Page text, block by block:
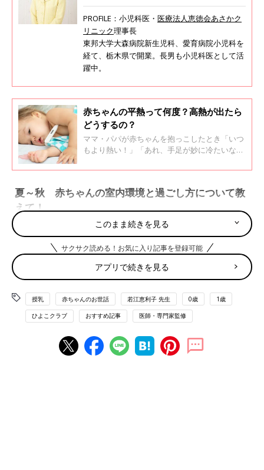
PROFILE：小児科医・ 医療法人恵徳会あさかク
リニック理事長
東邦大学大森病院新生児科、愛育病院小児科を
経て、栃木県で開業。長男も小児科医として活
躍中。
赤ちゃんの平熱って何度？高熱が出たら
どうするの？
ママ・パパが赤ちゃんを抱っこしたとき「いつ
もより熱い！」「あれ、手足が妙に冷たいな」
りますよね。「そもそも赤ちゃんの平熱は何度
ど、赤ちゃんの体温に関する疑問や気がかりに
江恵利子先生に聞きました。
夏～秋 赤ちゃんの室内環境と過ごし方について教
えて！
夏から秋へと移り変わる時期は、天候が安定せず気温差も大きい
ため、室内の温度調整に悩むママ・パパも多いようですが、基本
的にはママやパパの体感を目安にしてＯＫ。乾燥対策も同様で
す。また、涼しくなってきたからとお出かけの予定を詰め込ま
めの大事なポイントです。
Ａ ママやパパが汗ばむようならエアコンを使って
このまま続きを見る
サクサク読める！お気に入り記事を登録可能
アプリで続きを見る
授乳 赤ちゃんのお世話 若江恵利子 先生 0歳 1歳
ひよこクラブ おすすめ記事 医師・専門家監修